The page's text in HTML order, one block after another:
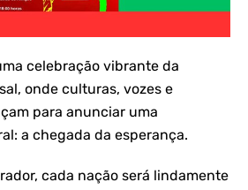
de ferramentas
celebração vibrante da
onde culturas, vozes e
para anunciar uma
a chegada da esperança.
cada nação será lindamente